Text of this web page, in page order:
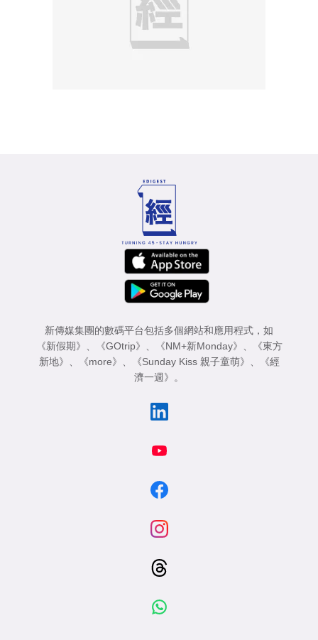
新傳媒集團的數碼平台包括多個網站和應用程式，如
《新假期》
《GOtrip》 《NM+新Monday》
《東方
新地》
《more》 《Sunday Kiss 親子童萌》
《經
濟一週》
。